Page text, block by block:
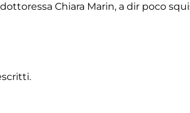
Chiara Marin, a dir poco